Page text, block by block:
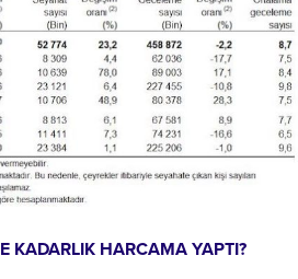
KADARLIK HARCAMA YAPTI?